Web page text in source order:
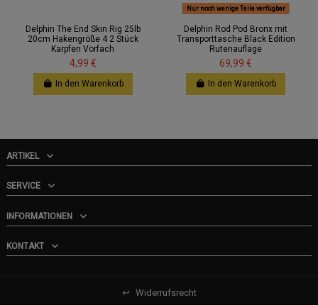
Delphin The End Skin Rig 25lb
20cm Hakengröße 4 2 Stück
Karpfen Vorfach
4,99 €
In den Warenkorb
Nur noch wenige Teile verfügbar
Delphin Rod Pod Bronx mit
Transporttasche Black Edition
Rutenauflage
69,99 €
In den Warenkorb
ARTIKEL
SERVICE
INFORMATIONEN
KONTAKT
↩ Widerrufsrecht